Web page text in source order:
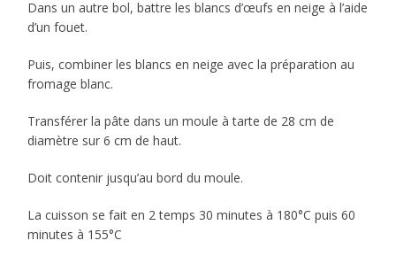
Dans un autre bol, battre les blancs d’œufs en neige à l’aide
d’un fouet.
Puis, combiner les blancs en neige avec la préparation au
fromage blanc.
Transférer la pâte dans un moule à tarte de 28 cm de
diamètre sur 6 cm de haut.
Doit contenir jusqu’au bord du moule.
La cuisson se fait en 2 temps 30 minutes à 180°C puis 60
minutes à 155°C